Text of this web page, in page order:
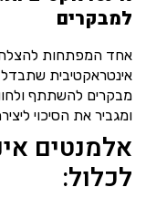
למבקרים
אחד המפתחות להצלחה
אינטראקטיבית
מבקרים להשתתף
ומגביר את הסיכוי
אלמנטים
לכלול: